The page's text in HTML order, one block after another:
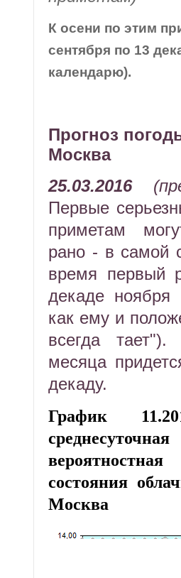
К осени по этим
сентября по 13
календарю).
Прогноз
Москва
25.03.2016
Первые
приметам
рано - в самой
время первый
декаде ноября
как ему и
всегда
месяца
декаду.
График
состояния
Москва